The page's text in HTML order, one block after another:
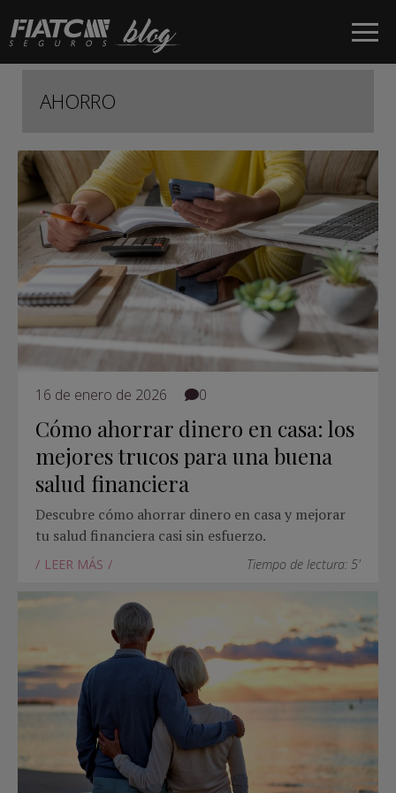
Saltar al contenido principal
AHORRO
16 de enero de 2026 0
Cómo ahorrar dinero en casa: los
mejores trucos para una buena
salud financiera
Descubre cómo ahorrar dinero en casa y mejorar
tu salud financiera casi sin esfuerzo.
LEER MÁS Tiempo de lectura: 5'